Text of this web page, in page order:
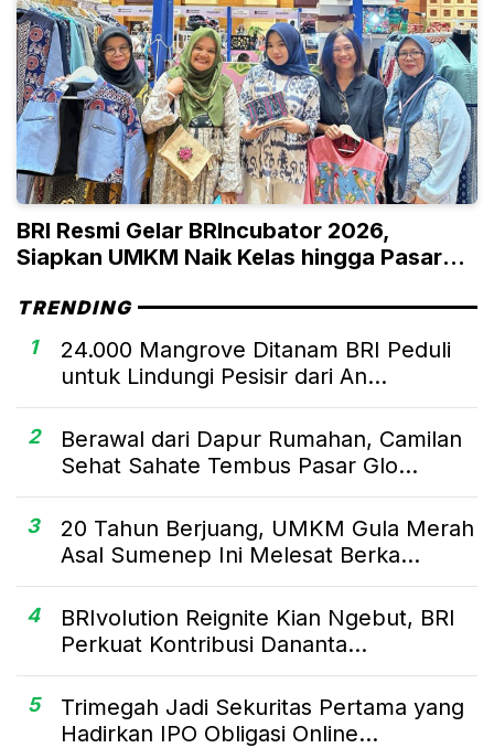
BRI Resmi Gelar BRIncubator 2026,
Siapkan UMKM Naik Kelas hingga Pasar
TRENDING
1
24.000 Mangrove Ditanam BRI Peduli
untuk Lindungi Pesisir dari An...
2
Berawal dari Dapur Rumahan, Camilan
Sehat Sahate Tembus Pasar Glo...
3
20 Tahun Berjuang, UMKM Gula Merah
Asal Sumenep Ini Melesat Berka...
4
BRIvolution Reignite Kian Ngebut, BRI
Perkuat Kontribusi Dananta...
5
Trimegah Jadi Sekuritas Pertama yang
Hadirkan IPO Obligasi Online...